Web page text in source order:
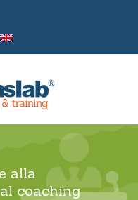
alla
coaching